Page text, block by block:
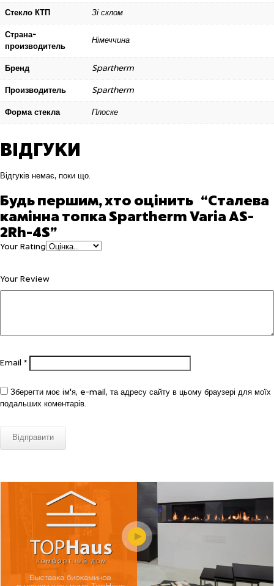
Стекло КТП Зі склом
Страна-
производитель
Німеччина
Бренд Spartherm
Производитель Spartherm
Форма стекла Плоске
ВІДГУКИ
Відгуків немає, поки що.
Будь першим, хто оцінить “Сталева
камінна топка Spartherm Varia AS-
2Rh-4S”
Your Rating
Your Review
Email *
Зберегти моє ім'я, e-mail, та адресу сайту в цьому браузері для моїх
подальших коментарів.